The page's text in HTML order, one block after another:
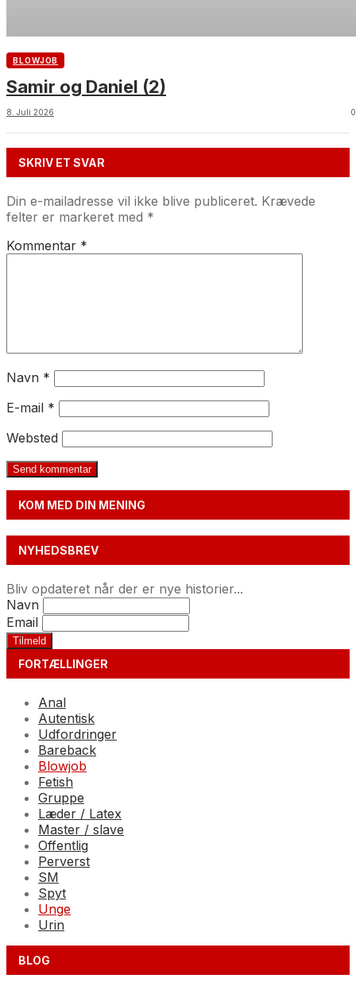
BLOWJOB
Samir og Daniel (2)
8. Juli 2026 0
SKRIV ET SVAR
Din e-mailadresse vil ikke blive publiceret. Krævede
felter er markeret med *
Kommentar *
Navn *
E-mail *
Websted
KOM MED DIN MENING
NYHEDSBREV
Bliv opdateret når der er nye historier...
Navn
Email
FORTÆLLINGER
Anal
Autentisk
Udfordringer
Bareback
Blowjob
Fetish
Gruppe
Læder / Latex
Master / slave
Offentlig
Perverst
SM
Spyt
Unge
Urin
BLOG